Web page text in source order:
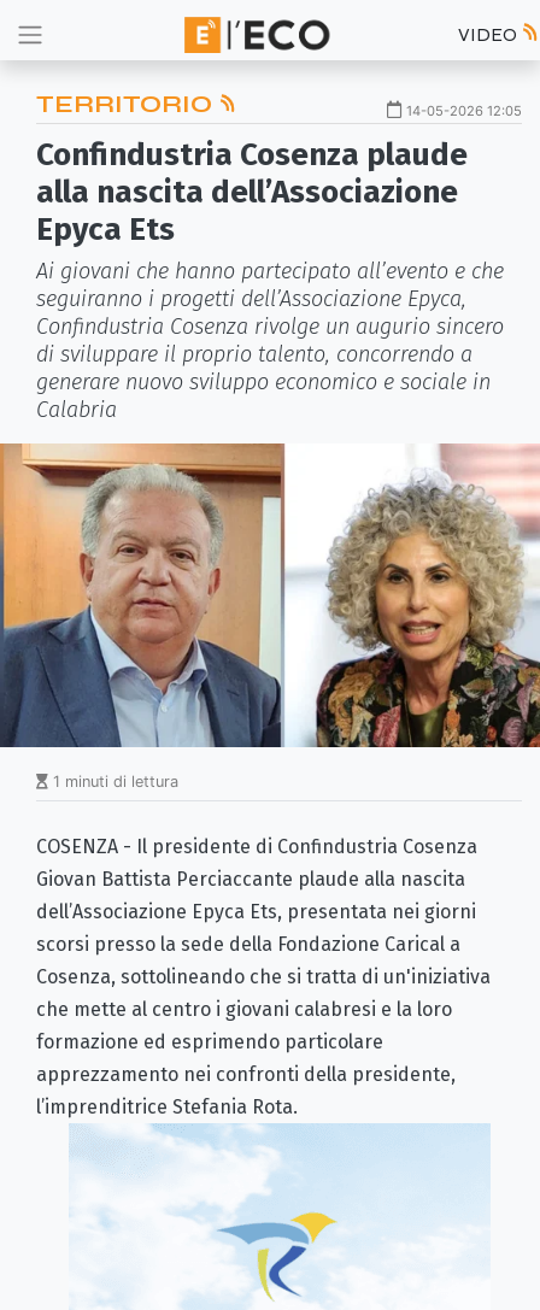
VIDEO
TERRITORIO 14-05-2026 12:05
Confindustria Cosenza plaude
alla nascita dell’Associazione
Epyca Ets
Ai giovani che hanno partecipato all’evento e che
seguiranno i progetti dell’Associazione Epyca,
Confindustria Cosenza rivolge un augurio sincero
di sviluppare il proprio talento, concorrendo a
generare nuovo sviluppo economico e sociale in
Calabria
1 minuti di lettura
COSENZA - Il presidente di Confindustria Cosenza
Giovan Battista Perciaccante plaude alla nascita
dell’Associazione Epyca Ets, presentata nei giorni
scorsi presso la sede della Fondazione Carical a
Cosenza, sottolineando che si tratta di un'iniziativa
che mette al centro i giovani calabresi e la loro
formazione ed esprimendo particolare
apprezzamento nei confronti della presidente,
l’imprenditrice Stefania Rota.